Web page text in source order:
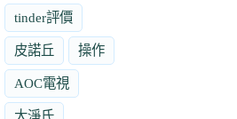
tinder評價
皮諾丘 操作
AOC電視